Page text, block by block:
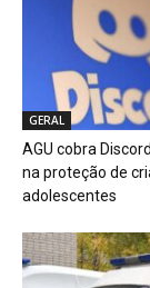
GERAL
AGU cobra
na proteção de
adolescentes